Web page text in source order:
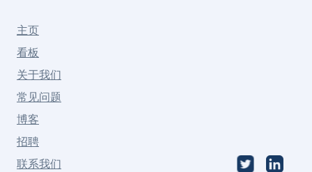
主页
看板
关于我们
常见问题
博客
招聘
联系我们